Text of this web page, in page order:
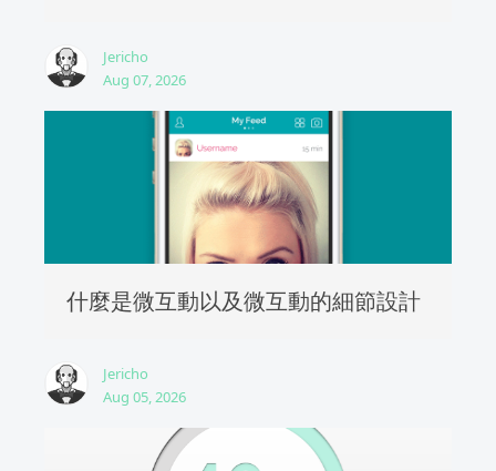
Jericho
Aug 07, 2026
什麼是微互動以及微互動的細節設計
Jericho
Aug 05, 2026